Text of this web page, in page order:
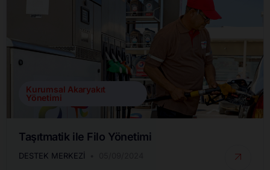
Kurumsal Akaryakıt
Yönetimi
Taşıtmatik ile Filo Yönetimi
DESTEK MERKEZI